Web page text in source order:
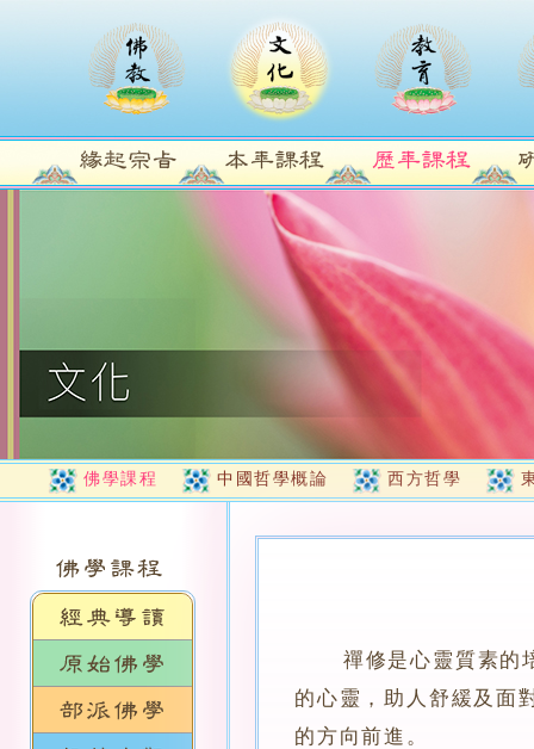
佛學課程 中國哲學概論 西方哲學
禪修是心靈質素的
的心靈，助人舒緩及面
的方向前進。